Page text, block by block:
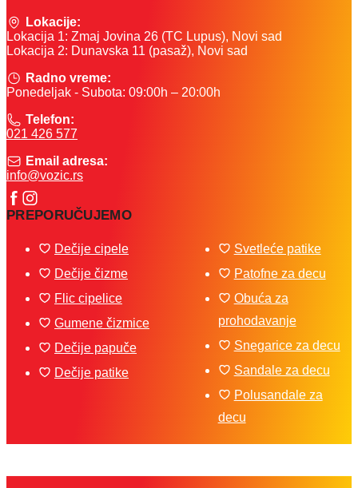
Lokacije:
Lokacija 1: Zmaj Jovina 26 (TC Lupus), Novi sad
Lokacija 2: Dunavska 11 (pasaž), Novi sad
Radno vreme:
Ponedeljak - Subota: 09:00h – 20:00h
Telefon:
021 426 577
Email adresa:
info@vozic.rs
PREPORUČUJEMO
Dečije cipele
Dečije čizme
Flic cipelice
Gumene čizmice
Dečije papuče
Dečije patike
Svetleće patike
Patofne za decu
Obuća za
prohodavanje
Snegarice za decu
Sandale za decu
Polusandale za
decu